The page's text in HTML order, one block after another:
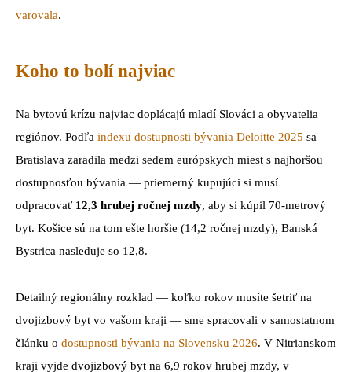
varovala.
Koho to bolí najviac
Na bytovú krízu najviac doplácajú mladí Slováci a obyvatelia
regiónov. Podľa indexu dostupnosti bývania Deloitte 2025 sa
Bratislava zaradila medzi sedem európskych miest s najhoršou
dostupnosťou bývania — priemerný kupujúci si musí
odpracovať 12,3 hrubej ročnej mzdy, aby si kúpil 70-metrový
byt. Košice sú na tom ešte horšie (14,2 ročnej mzdy), Banská
Bystrica nasleduje so 12,8.
Detailný regionálny rozklad — koľko rokov musíte šetriť na
dvojizbový byt vo vašom kraji — sme spracovali v samostatnom
článku o dostupnosti bývania na Slovensku 2026. V Nitrianskom
kraji vyjde dvojizbový byt na 6,9 rokov hrubej mzdy, v